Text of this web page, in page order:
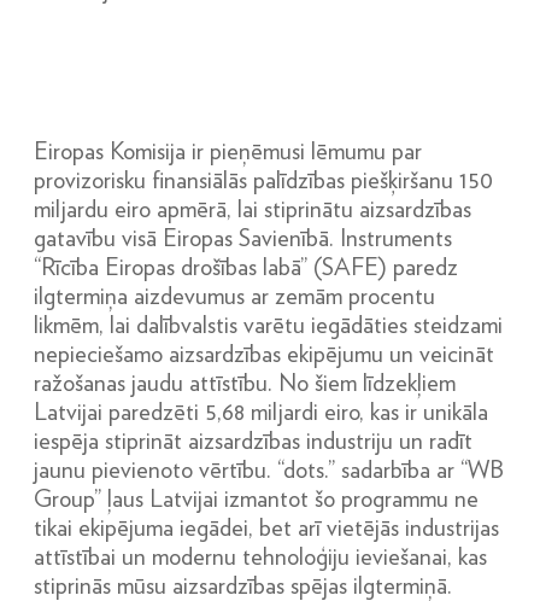
Eiropas Komisija ir pieņēmusi lēmumu par
provizorisku finansiālās palīdzības piešķiršanu 150
miljardu eiro apmērā, lai stiprinātu aizsardzības
gatavību visā Eiropas Savienībā. Instruments
“Rīcība Eiropas drošības labā” (SAFE) paredz
ilgtermiņa aizdevumus ar zemām procentu
likmēm, lai dalībvalstis varētu iegādāties steidzami
nepieciešamo aizsardzības ekipējumu un veicināt
ražošanas jaudu attīstību. No šiem līdzekļiem
Latvijai paredzēti 5,68 miljardi eiro, kas ir unikāla
iespēja stiprināt aizsardzības industriju un radīt
jaunu pievienoto vērtību. “dots.” sadarbība ar “WB
Group” ļaus Latvijai izmantot šo programmu ne
tikai ekipējuma iegādei, bet arī vietējās industrijas
attīstībai un modernu tehnoloģiju ieviešanai, kas
stiprinās mūsu aizsardzības spējas ilgtermiņā.